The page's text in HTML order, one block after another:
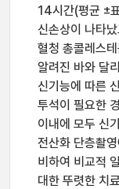
14시간(평균 ±
신손상이 나타
혈청 총콜레스
알려진 바와 달
신기능에 따른
투석이 필요한
이내에 모두 신
전산화 단층촬
비하여 비교적
대한 뚜렷한 치